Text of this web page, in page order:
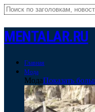
MENTALAR.RU
Главная
Мода
МодаПоказать